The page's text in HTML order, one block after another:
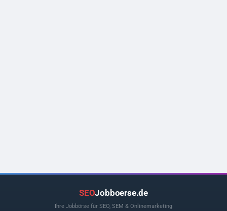
SEOJobboerse.de
Ihre Jobbörse für SEO, SEM & Onlinemarketing